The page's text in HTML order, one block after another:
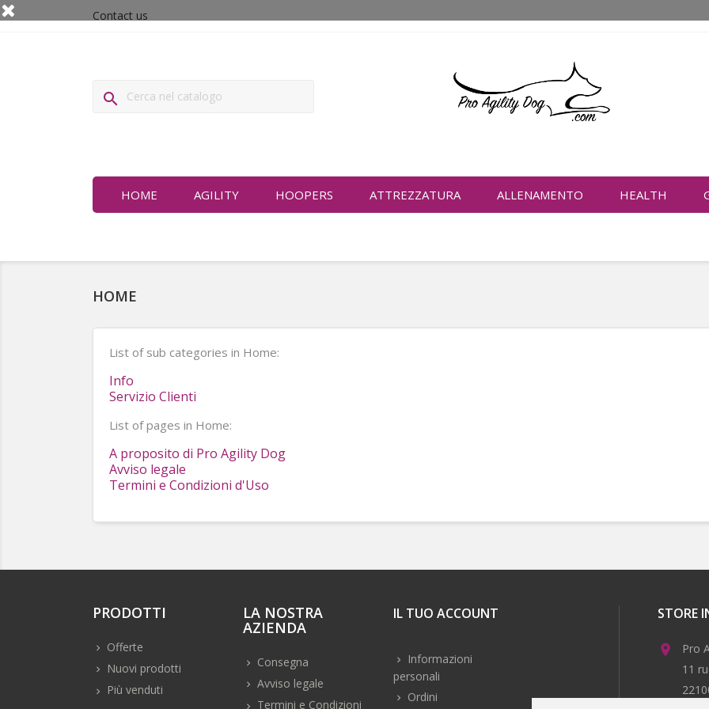
Contact us

HOME AGILITY HOOPERS ATTREZZATURA ALLENAMENTO HEALTH
HOME
List of sub categories in Home:
Info
Servizio Clienti
List of pages in Home:
A proposito di Pro Agility Dog
Avviso legale
Termini e Condizioni d'Uso
PRODOTTI
Offerte
Nuovi prodotti
Più venduti
LA NOSTRA
AZIENDA
Consegna
Avviso legale
Termini e Condizioni
IL TUO ACCOUNT
Informazioni
personali
Ordini
STORE

Pro
11